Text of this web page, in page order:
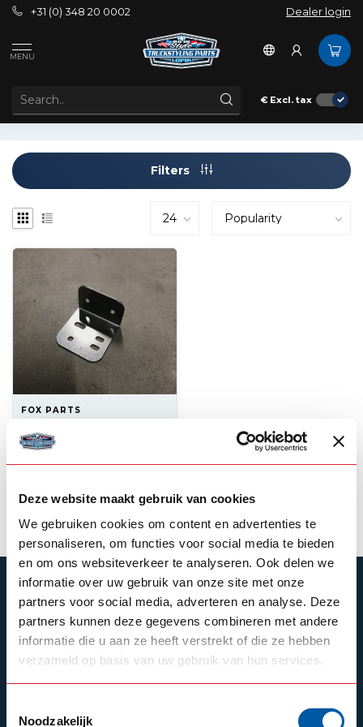
Deze website maakt gebruik van cookies
We gebruiken cookies om content en advertenties te
personaliseren, om functies voor social media te bieden
en om ons websiteverkeer te analyseren. Ook delen we
informatie over uw gebruik van onze site met onze
partners voor social media, adverteren en analyse. Deze
partners kunnen deze gegevens combineren met andere
informatie die u aan ze heeft verstrekt of die ze hebben
verzameld op basis van uw gebruik van hun services.
Noodzakelijk
+31 (0) 348 20 0002 Dealer login
MENU
€ Excl. tax
Tags
PRODUCTS TAGGED WITH CAMERA MOUNT
Filters
FOX PARTS
25,00 In stock
View product
SUBSCRIBE TO OUR NEWSLETTER
Stay up to date with our latest offers